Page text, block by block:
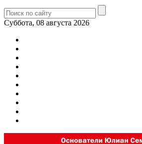
Суббота, 08 августа 2026